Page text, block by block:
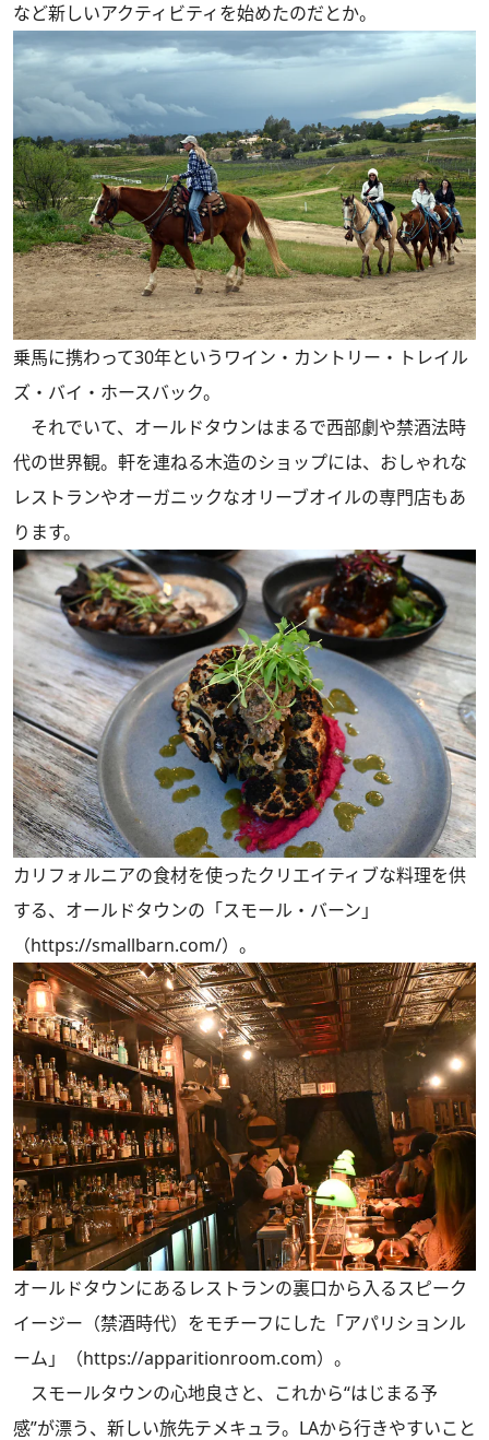
など新しいアクティビティを始めたのだとか。
乗馬に携わって30年というワイン・カントリー・トレイル
ズ・バイ・ホースバック。
それでいて、オールドタウンはまるで西部劇や禁酒法時
代の世界観。軒を連ねる木造のショップには、おしゃれな
レストランやオーガニックなオリーブオイルの専門店もあ
ります。
カリフォルニアの食材を使ったクリエイティブな料理を供
する、オールドタウンの「スモール・バーン」
（https://smallbarn.com/）。
オールドタウンにあるレストランの裏口から入るスピーク
イージー（禁酒時代）をモチーフにした「アパリションル
ーム」（https://apparitionroom.com）。
スモールタウンの心地良さと、これから“はじまる予
感”が漂う、新しい旅先テメキュラ。LAから行きやすいこと